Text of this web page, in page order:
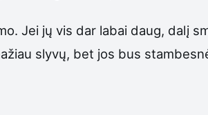
Jei jų vis dar labai daug, dalį
slyvų, bet jos bus